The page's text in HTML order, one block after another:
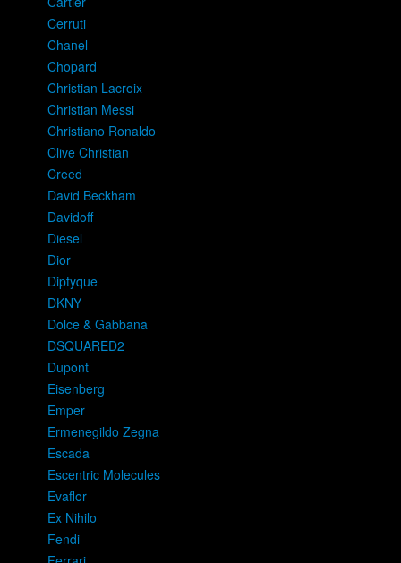
Cerruti
Chanel
Chopard
Christian Lacroix
Christian Messi
Christiano Ronaldo
Clive Christian
Creed
David Beckham
Davidoff
Diesel
Dior
Diptyque
DKNY
Dolce & Gabbana
DSQUARED2
Dupont
Eisenberg
Emper
Ermenegildo Zegna
Escada
Escentric Molecules
Evaflor
Ex Nihilo
Fendi